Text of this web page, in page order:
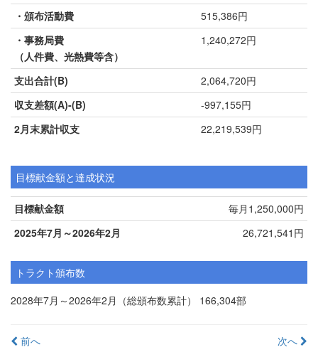
・頒布活動費
515,386円
・事務局費
（人件費、光熱費等含）
1,240,272円
支出合計(B)
2,064,720円
収支差額(A)-(B)
-997,155円
2月末累計収支
22,219,539円
目標献金額と達成状況
目標献金額
毎月1,250,000円
2025年7月～2026年2月
26,721,541円
トラクト頒布数
2028年7月～2026年2月（総頒布数累計） 166,304部
投
次へ
前へ